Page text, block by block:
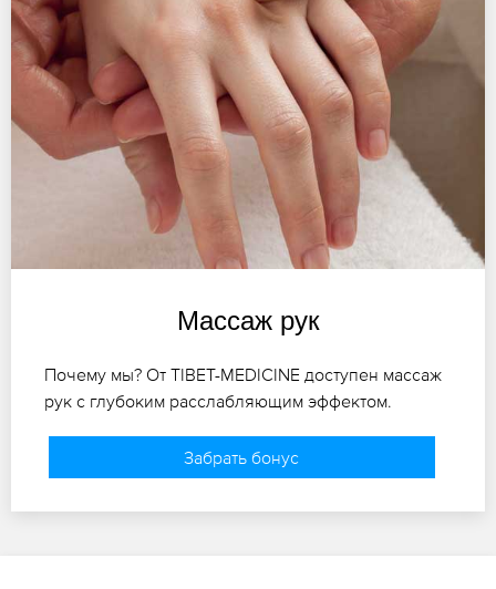
Массаж рук
Почему мы? От TIBET-MEDICINE доступен массаж
рук с глубоким расслабляющим эффектом.
Забрать бонус